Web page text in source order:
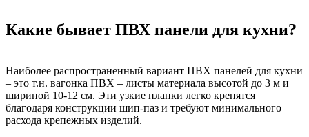
Какие бывает ПВХ панели для кухни?
Наиболее распространенный вариант ПВХ панелей для кухни
– это т.н. вагонка ПВХ – листы материала высотой до 3 м и
шириной 10-12 см. Эти узкие планки легко крепятся
благодаря конструкции шип-паз и требуют минимального
расхода крепежных изделий.